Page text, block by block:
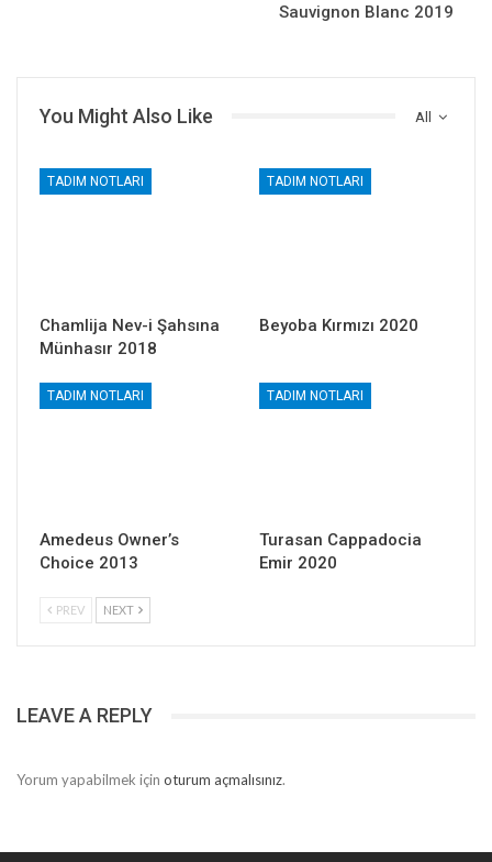
Sauvignon Blanc 2019
All
You Might Also Like
TADIM NOTLARI
Chamlija Nev-i Şahsına
Münhasır 2018
TADIM NOTLARI
Beyoba Kırmızı 2020
TADIM NOTLARI
Amedeus Owner’s
Choice 2013
TADIM NOTLARI
Turasan Cappadocia
Emir 2020
PREV NEXT
LEAVE A REPLY
Yorum yapabilmek için oturum açmalısınız.